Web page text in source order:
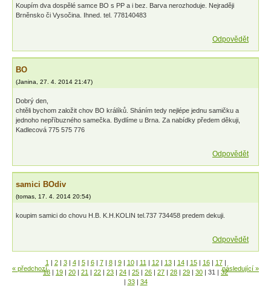
Koupím dva dospělé samce BO s PP a i bez. Barva nerozhoduje. Nejraději
Brněnsko či Vysočina. Ihned. tel. 778140483
Odpovědět
BO
(Janina 27. 4. 2014 21:47)
Dobrý den,
chtěli bychom založit chov BO králíků. Sháním tedy nejlépe jednu samičku a
jednoho nepříbuzného samečka. Bydlíme u Brna. Za nabídky předem děkuji,
Kadlecová 775 575 776
Odpovědět
samici BOdiv
(tomas 17. 4. 2014 20:54)
koupim samici do chovu H.B. K.H.KOLIN tel.737 734458 predem dekuji.
Odpovědět
« předchozí
1 | 2 | 3 | 4 | 5 | 6 | 7 | 8 | 9 | 10 | 11 | 12 | 13 | 14 | 15 | 16 | 17 |
18 | 19 | 20 | 21 | 22 | 23 | 24 | 25 | 26 | 27 | 28 | 29 | 30 | 31 | 32
| 33 | 34
následující »